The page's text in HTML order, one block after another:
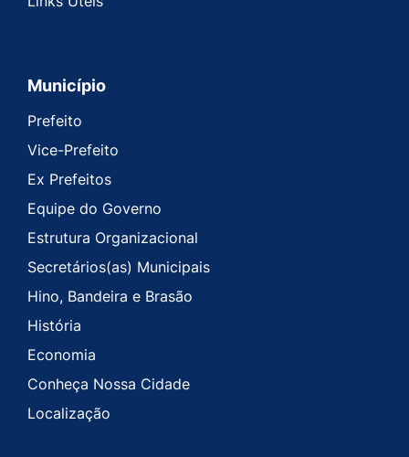
Município
Prefeito
Vice-Prefeito
Ex Prefeitos
Equipe do Governo
Estrutura Organizacional
Secretários(as) Municipais
Hino, Bandeira e Brasão
História
Economia
Conheça Nossa Cidade
Localização